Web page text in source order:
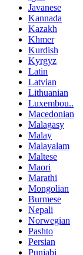
Javanese
Kannada
Kazakh
Khmer
Kurdish
Kyrgyz
Latin
Latvian
Lithuanian
Luxembou..
Macedonian
Malagasy
Malay
Malayalam
Maltese
Maori
Marathi
Mongolian
Burmese
Nepali
Norwegian
Pashto
Persian
Punjabi